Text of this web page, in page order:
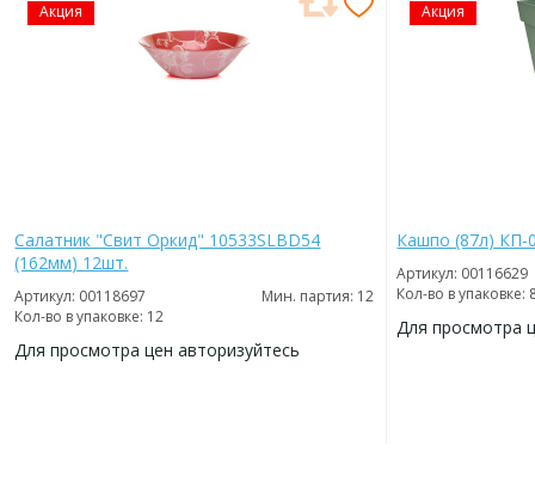
Акция
Салатник "Свит Оркид" 10533SLBD54
(162мм) 12шт.
Артикул: 00118697
Мин. партия: 12
Кол-во в упаковке: 12
Для просмотра цен авторизуйтесь
Акция
Кашпо (87л) КП-
Артикул: 00116629
Кол-во в упаковке:
Для просмотра